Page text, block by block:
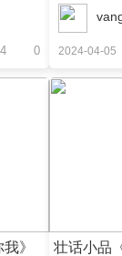
0 2024-04-05
》 壮话小品